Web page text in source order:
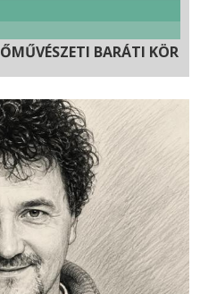
BARÁTI KÖR